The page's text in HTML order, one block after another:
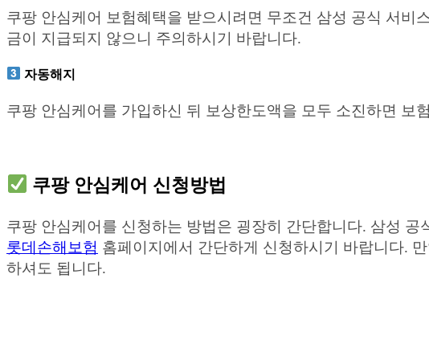
쿠팡 안심케어 보험혜택을 받으시려면 무조건 삼성 공식 서비
금이 지급되지 않으니 주의하시기 바랍니다.
자동해지
쿠팡 안심케어를 가입하신 뒤 보상한도액을 모두 소진하면 보
쿠팡 안심케어 신청방법
쿠팡 안심케어를 신청하는 방법은 굉장히 간단합니다. 삼성
롯데손해보험 홈페이지에서 간단하게 신청하시기 바랍니다.
하셔도 됩니다.